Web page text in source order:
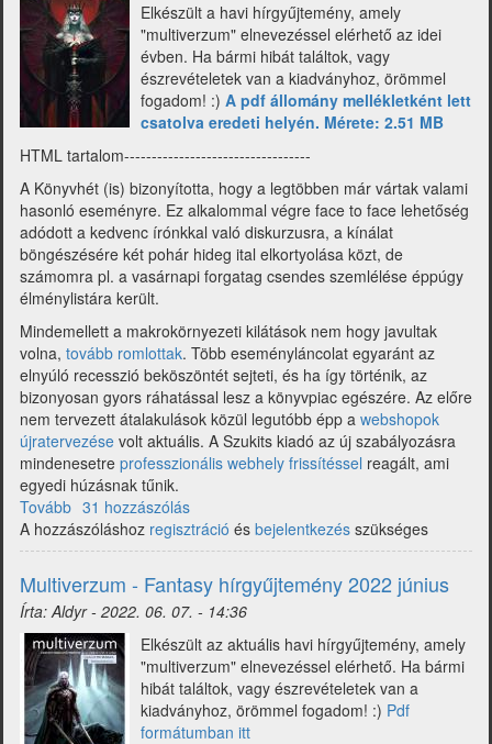
Elkészült a havi hírgyűjtemény, amely
"multiverzum" elnevezéssel elérhető az idei
évben. Ha bármi hibát találtok, vagy
észrevételetek van a kiadványhoz, örömmel
fogadom! :) A pdf állomány mellékletként lett
csatolva eredeti helyén. Mérete: 2.51 MB
HTML tartalom----------------------------------
A Könyvhét (is) bizonyította, hogy a legtöbben már vártak valami
hasonló eseményre. Ez alkalommal végre face to face lehetőség
adódott a kedvenc írónkkal való diskurzusra, a kínálat
böngészésére két pohár hideg ital elkortyolása közt, de
számomra pl. a vasárnapi forgatag csendes szemlélése éppúgy
élménylistára került.
Mindemellett a makrokörnyezeti kilátások nem hogy javultak
volna, tovább romlottak. Több eseményláncolat egyaránt az
elnyúló recesszió beköszöntét sejteti, és ha így történik, az
bizonyosan gyors ráhatással lesz a könyvpiac egészére. Az előre
nem tervezett átalakulások közül legutóbb épp a webshopok
újratervezése volt aktuális. A Szukits kiadó az új szabályozásra
mindenesetre professzionális webhely frissítéssel reagált, ami
egyedi húzásnak tűnik.
Tovább (Multiverzum
-
Fantasy
hírgyűjtemény
2022
július)
31 hozzászólás
A hozzászóláshoz regisztráció és bejelentkezés szükséges
Multiverzum - Fantasy hírgyűjtemény 2022 június
Írta:Aldyr- 2022. 06. 07. - 14:36
Elkészült az aktuális havi hírgyűjtemény, amely
"multiverzum" elnevezéssel elérhető. Ha bármi
hibát találtok, vagy észrevételetek van a
kiadványhoz, örömmel fogadom! :) Pdf
formátumban itt